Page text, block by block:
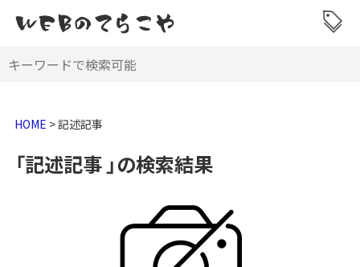
HOME >記述記事
「記述記事 」の検索結果